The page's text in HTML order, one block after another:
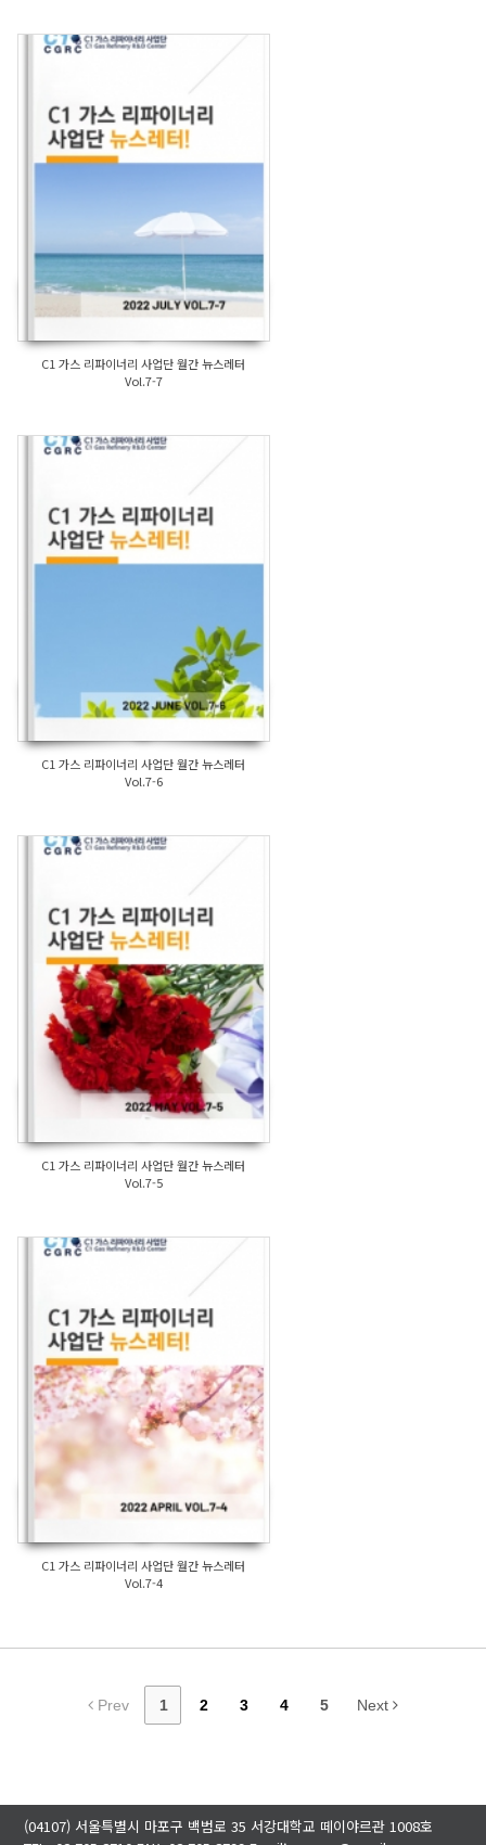
C1 가스 리파이너리 사업단 월간 뉴스레터
Vol.7-7
C1 가스 리파이너리 사업단 월간 뉴스레터
Vol.7-6
C1 가스 리파이너리 사업단 월간 뉴스레터
Vol.7-5
C1 가스 리파이너리 사업단 월간 뉴스레터
Vol.7-4
Prev 1 2 3 4 5 Next
(04107) 서울특별시 마포구 백범로 35 서강대학교 떼이야르관 1008호